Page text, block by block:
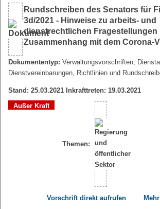
Rundschreiben des Senators für
3d/2021 - Hinweise zu arbeits- und
dienstrechtlichen Fragestellungen
Zusammenhang mit dem Corona-
Dokumententyp: Verwaltungsvorschriften,
Dienstvereinbarungen, Richtlinien und
Stand: 25.03.2021 Inkrafttreten: 19.03.2021
Außer Kraft
Themen:
Vorschrift direkt aufrufen